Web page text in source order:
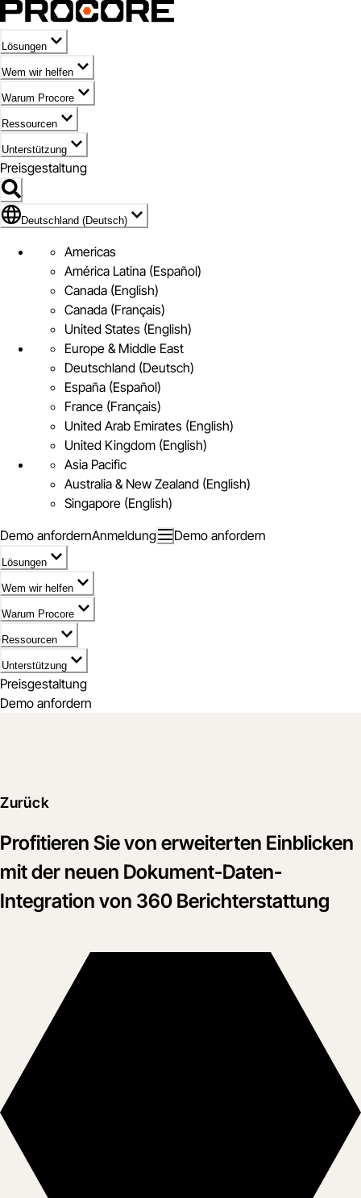
Lösungen
Wem wir helfen
Warum Procore
Ressourcen
Unterstützung
Preisgestaltung
Markieren des Symbols für Deutschland (Deutsch)
Deutschland (Deutsch)
Americas
América Latina (Español)
Canada (English)
Canada (Français)
United States (English)
Europe & Middle East
Deutschland (Deutsch)
España (Español)
France (Français)
United Arab Emirates (English)
United Kingdom (English)
Asia Pacific
Australia & New Zealand (English)
Singapore (English)
Demo anfordernAnmeldung Demo anfordern
Lösungen
Wem wir helfen
Warum Procore
Ressourcen
Unterstützung
Preisgestaltung
Demo anfordern
Zurück
Profitieren Sie von erweiterten Einblicken
mit der neuen Dokument-Daten-
Integration von 360 Berichterstattung